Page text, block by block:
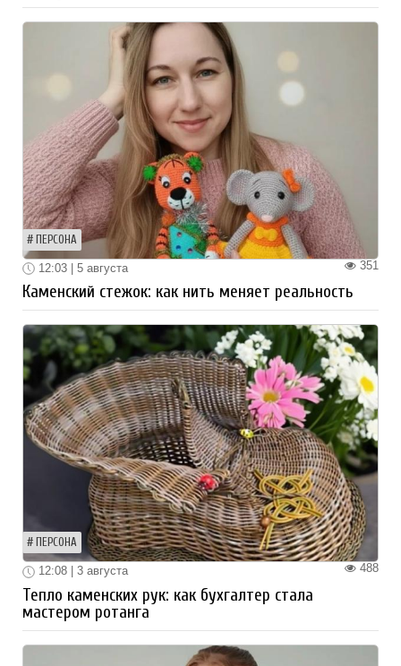
ПЕРСОНА
351
12:03 | 5 августа
Каменский стежок: как нить меняет реальность
ПЕРСОНА
488
12:08 | 3 августа
Тепло каменских рук: как бухгалтер стала
мастером ротанга